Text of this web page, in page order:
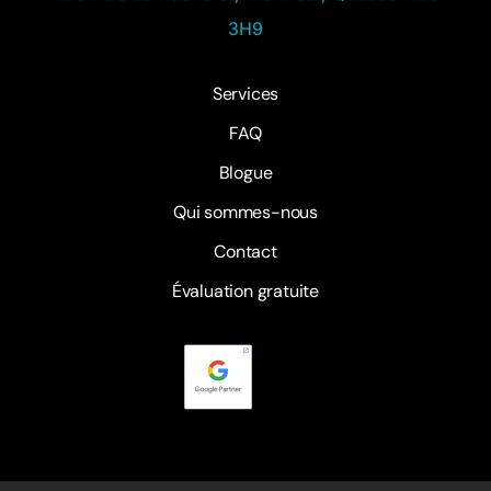
3H9
Services
FAQ
Blogue
Qui sommes-nous
Contact
Évaluation gratuite